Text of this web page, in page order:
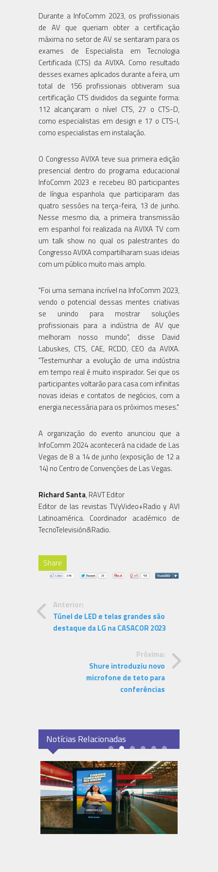
Durante a InfoComm 2023, os profissionais
de AV que queriam obter a certificação
máxima no setor de AV se sentaram para os
exames de Especialista em Tecnologia
Certificada (CTS) da AVIXA. Como resultado
desses exames aplicados durante a feira, um
total de 156 profissionais obtiveram sua
certificação CTS divididos da seguinte forma:
112 alcançaram o nível CTS, 27 o CTS-D,
como especialistas em design e 17 o CTS-I,
como especialistas em instalação.
O Congresso AVIXA teve sua primeira edição
presencial dentro do programa educacional
InfoComm 2023 e recebeu 80 participantes
de língua espanhola que participaram das
quatro sessões na terça-feira, 13 de junho.
Nesse mesmo dia, a primeira transmissão
em espanhol foi realizada na AVIXA TV com
um talk show no qual os palestrantes do
Congresso AVIXA compartilharam suas ideias
com um público muito mais amplo.
"Foi uma semana incrível na InfoComm 2023,
vendo o potencial dessas mentes criativas
se unindo para mostrar soluções
profissionais para a indústria de AV que
melhoram nosso mundo", disse David
Labuskes, CTS, CAE, RCDD, CEO da AVIXA.
"Testemunhar a evolução de uma indústria
em tempo real é muito inspirador. Sei que os
participantes voltarão para casa com infinitas
novas ideias e contatos de negócios, com a
energia necessária para os próximos meses."
A organização do evento anunciou que a
InfoComm 2024 acontecerá na cidade de Las
Vegas de 8 a 14 de junho (exposição de 12 a
14) no Centro de Convenções de Las Vegas.
Richard Santa, RAVT Editor
Editor de las revistas TVyVideo+Radio y AVI
Latinoamérica. Coordinador académico de
TecnoTelevisión&Radio.
Share
Anterior:
Túnel de LED e telas grandes são
destaque da LG na CASACOR 2023
Próxima:
Shure introduziu novo
microfone de teto para
conferências
Notícias Relacionadas